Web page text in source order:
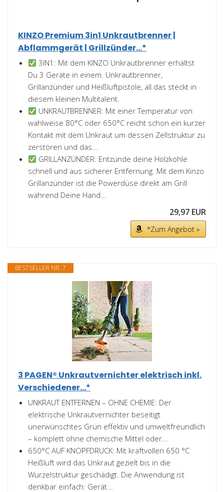
KINZO Premium 3in1 Unkrautbrenner |
Abflammgerät | Grillzünder...*
3IN1: Mit dem KINZO Unkrautbrenner erhältst
Du 3 Geräte in einem. Unkrautbrenner,
Grillanzünder und Heißluftpistole, all das steckt in
diesem kleinen Multitalent.
UNKRAUTBRENNER: Mit einer Temperatur von
wahlweise 80°C oder 650°C reicht schon ein kurzer
Kontakt mit dem Unkraut um dessen Zellstruktur zu
zerstören und das...
GRILLANZÜNDER: Entzünde deine Holzkohle
schnell und aus sicherer Entfernung. Mit dem Kinzo
Grillanzünder ist die Powerdüse direkt am Grill
während Deine Hand...
29,97 EUR
*Zum Angebot »
BESTSELLER NR. 7
3 PAGEN® Unkrautvernichter elektrisch inkl.
Verschiedener...*
UNKRAUT ENTFERNEN – OHNE CHEMIE: Der
elektrische Unkrautvernichter beseitigt
unerwünschtes Grün effektiv und umweltfreundlich
– komplett ohne chemische Mittel oder...
650°C AUF KNOPFDRUCK: Mit kraftvollen 650 °C
Heißluft wird das Unkraut gezielt bis in die
Wurzelstruktur geschädigt. Die Anwendung ist
denkbar einfach: Gerät...